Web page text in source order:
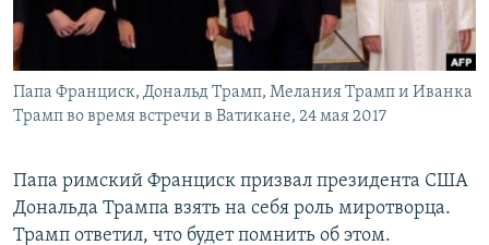
ПОБЕДИТЕЛЕЙ НЕ СУДЯТ?
ELIFBE
ПРИСОЕДИНЯЙТЕСЬ!
Папа Франциск, Дональд Трамп, Мелания Трамп и Иванка
Трамп во время встречи в Ватикане, 24 мая 2017
Папа римский Франциск призвал президента США
Дональда Трампа взять на себя роль миротворца.
Трамп ответил, что будет помнить об этом.